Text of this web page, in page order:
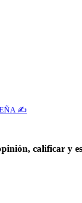
✍
calificar y